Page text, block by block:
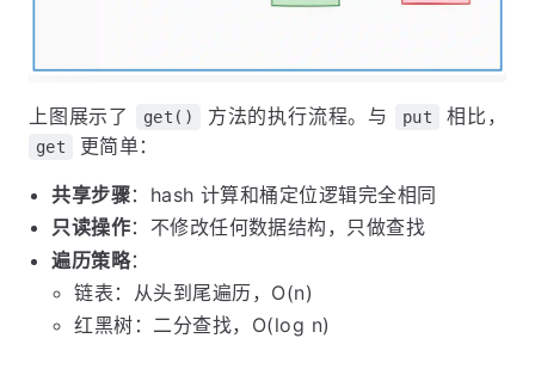
上图展示了 get() 方法的执行流程。与 put 相比，
get 更简单：
共享步骤：hash 计算和桶定位逻辑完全相同
只读操作：不修改任何数据结构，只做查找
遍历策略：
链表：从头到尾遍历，O(n)
红黑树：二分查找，O(log n)